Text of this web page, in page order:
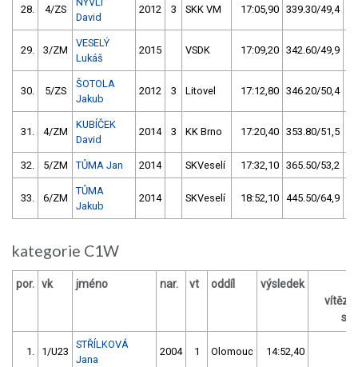
28. 4/ZS
David
2012 3 SKK VM 17:05,90 339.30/49,4
29. 3/ZM
VESELÝ
Lukáš
2015 VSDK 17:09,20 342.60/49,9
30. 5/ZS
ŠOTOLA
Jakub
2012 3 Litovel 17:12,80 346.20/50,4
31. 4/ZM
KUBÍČEK
David
2014 3 KK Brno 17:20,40 353.80/51,5
32. 5/ZM TŮMA Jan 2014 SKVeselí 17:32,10 365.50/53,2
33. 6/ZM
TŮMA
Jakub
2014 SKVeselí 18:52,10 445.50/64,9
kategorie C1W
por. vk jméno nar. vt oddíl výsledek
s /
1. 1/U23
STŘÍLKOVÁ
Jana
2004 1 Olomouc 14:52,40